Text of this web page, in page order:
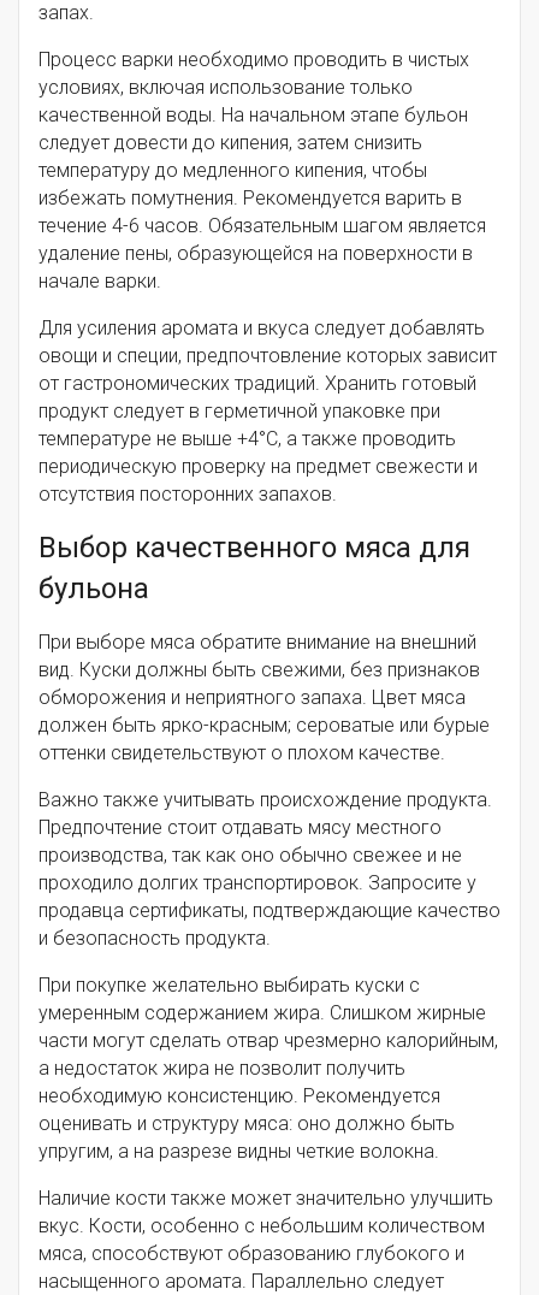
запах.
Процесс варки необходимо проводить в чистых
условиях, включая использование только
качественной воды. На начальном этапе бульон
следует довести до кипения, затем снизить
температуру до медленного кипения, чтобы
избежать помутнения. Рекомендуется варить в
течение 4-6 часов. Обязательным шагом является
удаление пены, образующейся на поверхности в
начале варки.
Для усиления аромата и вкуса следует добавлять
овощи и специи, предпочтовление которых зависит
от гастрономических традиций. Хранить готовый
продукт следует в герметичной упаковке при
температуре не выше +4°C, а также проводить
периодическую проверку на предмет свежести и
отсутствия посторонних запахов.
Выбор качественного мяса для
бульона
При выборе мяса обратите внимание на внешний
вид. Куски должны быть свежими, без признаков
обморожения и неприятного запаха. Цвет мяса
должен быть ярко-красным; сероватые или бурые
оттенки свидетельствуют о плохом качестве.
Важно также учитывать происхождение продукта.
Предпочтение стоит отдавать мясу местного
производства, так как оно обычно свежее и не
проходило долгих транспортировок. Запросите у
продавца сертификаты, подтверждающие качество
и безопасность продукта.
При покупке желательно выбирать куски с
умеренным содержанием жира. Слишком жирные
части могут сделать отвар чрезмерно калорийным,
а недостаток жира не позволит получить
необходимую консистенцию. Рекомендуется
оценивать и структуру мяса: оно должно быть
упругим, а на разрезе видны четкие волокна.
Наличие кости также может значительно улучшить
вкус. Кости, особенно с небольшим количеством
мяса, способствуют образованию глубокого и
насыщенного аромата. Параллельно следует